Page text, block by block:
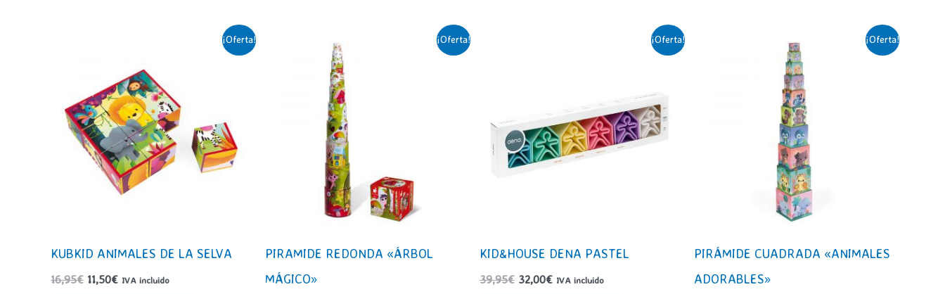
¡Oferta!
KUBKID ANIMALES DE LA SELVA
16,95€ El
11,50€ElIVA incluido
¡Oferta!
PIRAMIDE REDONDA «ÁRBOL
MÁGICO»
¡Oferta!
KID&HOUSE DENA PASTEL
39,95€ El
32,00€ElIVA incluido
¡Oferta!
PIRÁMIDE CUADRADA «ANIMALES
ADORABLES»